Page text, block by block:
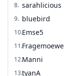
8. sarahlicious
9. bluebird
10.Emse5
11.Fragemoewe
12.Manni
13.tyanA